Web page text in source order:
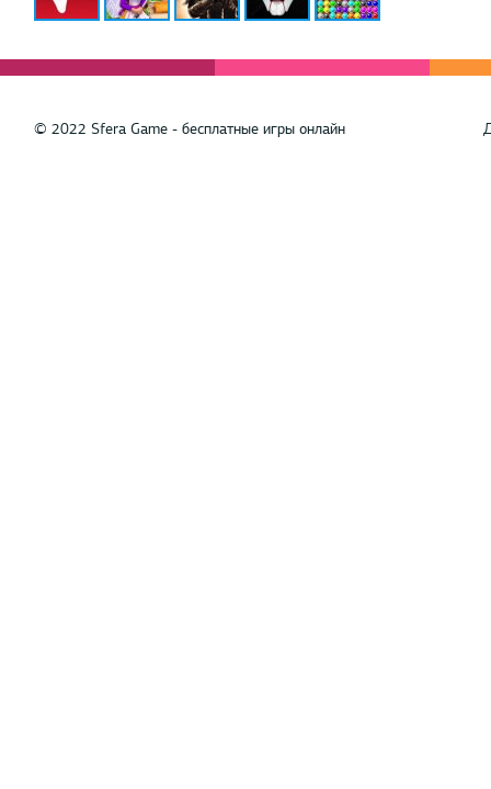
© 2022 Sfera Game - бесплатные игры онлайн